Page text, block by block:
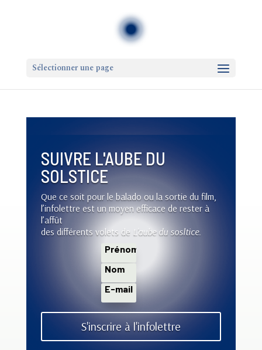
Sélectionner une page
SUIVRE L'AUBE DU
SOLSTICE
Que ce soit pour le balado ou la sortie du film,
l’infolettre est un moyen efficace de rester à
l’affût
des différents volets de L’aube du sosltice.
S'inscrire à l'infolettre